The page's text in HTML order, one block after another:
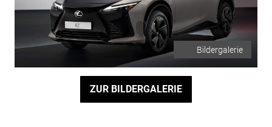
Bildergalerie
ZUR BILDERGALERIE